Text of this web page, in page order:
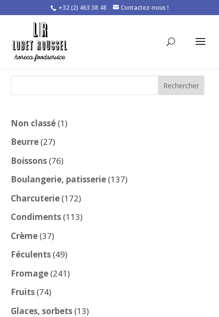
+32 (2) 463 38 48 Contactez-nous !
Rechercher
Non classé 11
Beurre 2727
produits
Boissons 7676
produits
Boulangerie, patisserie 137137
Charcuterie 172172
produits
Condiments 113113
Crème 3737
produits
Féculents 4949
produits
Fromage 241241
Fruits 7474
produits
Glaces, sorbets 1313